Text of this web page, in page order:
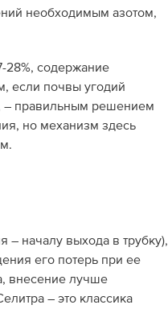
необходимым азотом,
28%, содержание
если почвы угодий
– правильным решением
но механизм здесь
– началу выхода в трубку),
его потерь при ее
внесение лучше
– это классика